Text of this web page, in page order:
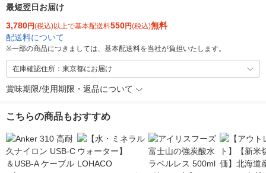
最短翌日お届け
3,780円(税込)以上で基本配送料550円(税込)無料
配送料について
※一部の商品につきましては、基本配送料を当社が負担いたします。
在庫確認住所：東京都にお届け
賞味期限/使用期限・返品について
こちらの商品もおすすめ